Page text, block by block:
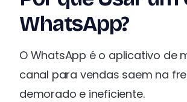
WhatsApp?
O WhatsApp é o aplicativo de
canal para vendas saem na
demorado e ineficiente.